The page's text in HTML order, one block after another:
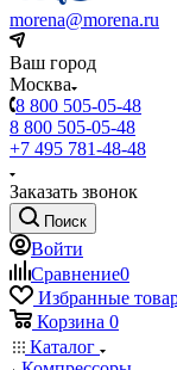
morena@morena.ru
Ваш город
Москва
8 800 505-05-48
8 800 505-05-48
+7 495 781-48-48
Заказать звонок
Поиск
Войти
Сравнение0
Избранные
Корзина 0
Каталог